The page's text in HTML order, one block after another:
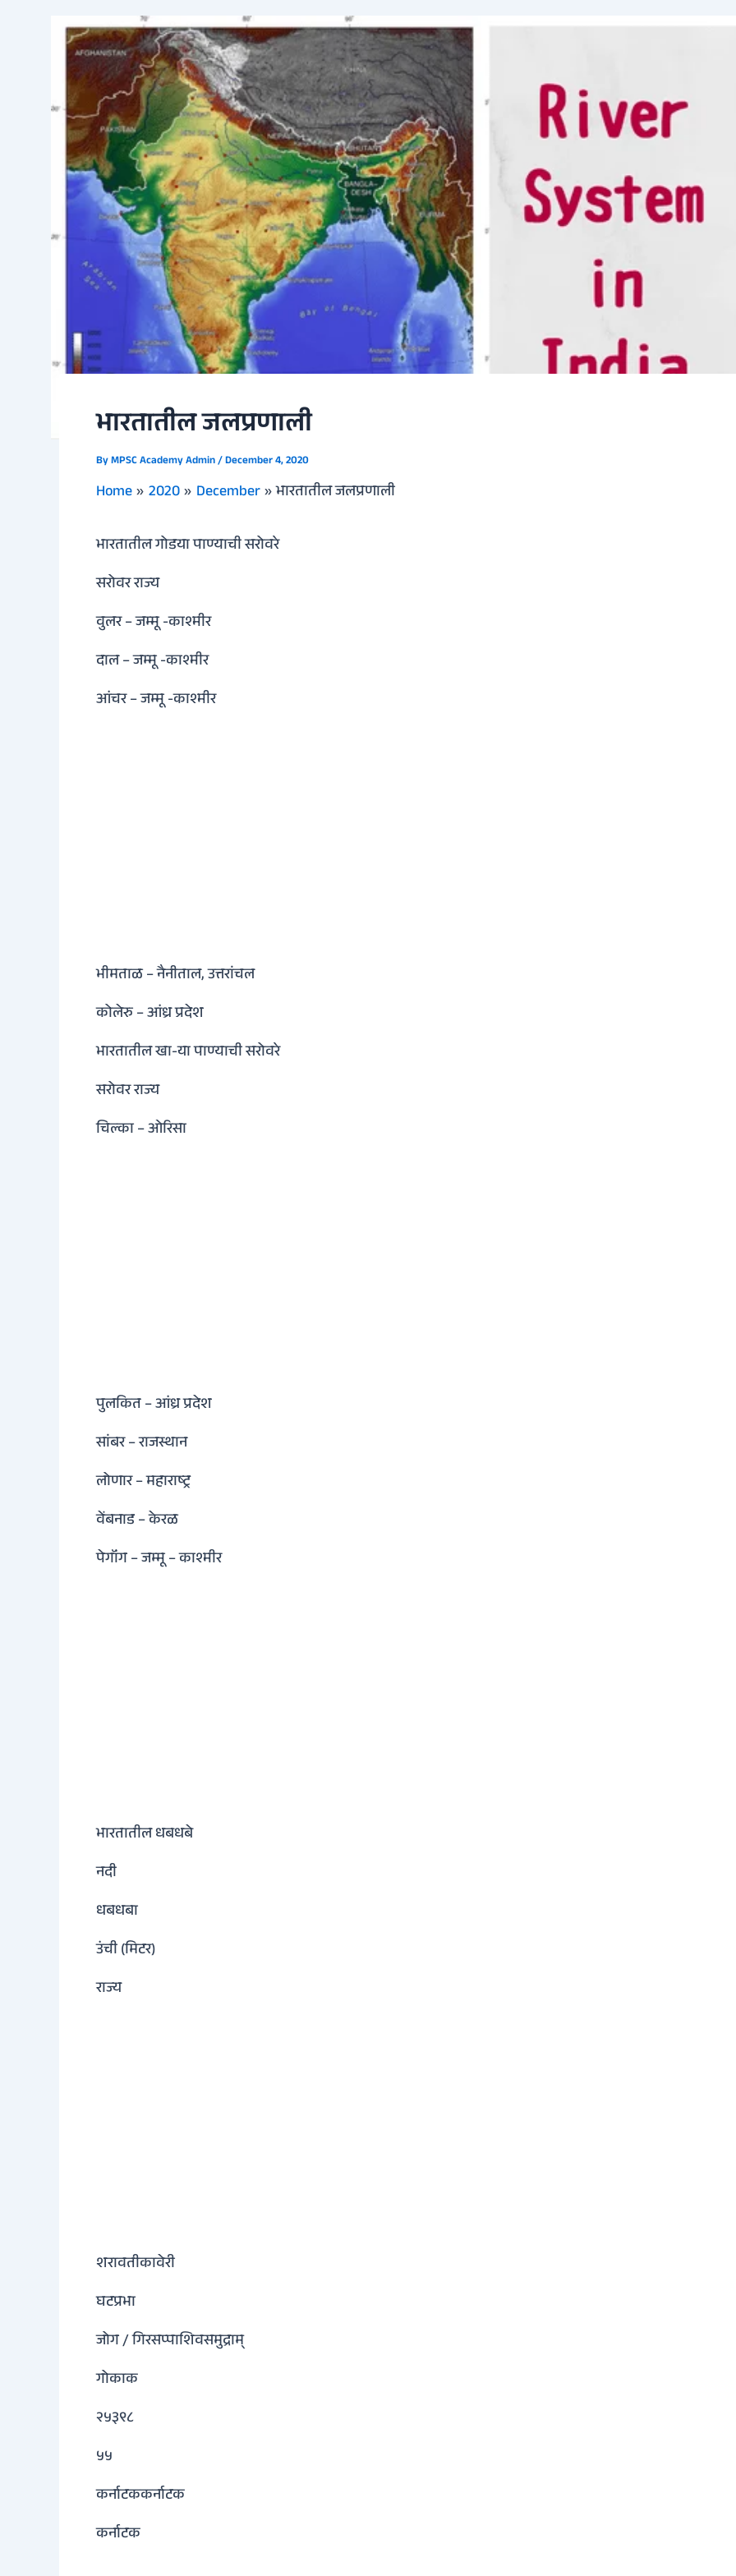
भारतातील जलप्रणाली
ByMPSC Academy Admin/December 4, 2020
Home 2020 December भारतातील जलप्रणाली
भारतातील गोडया पाण्याची सरोवरे
सरोवर राज्य
वुलर – जम्मू -काश्मीर
दाल – जम्मू -काश्मीर
आंचर – जम्मू -काश्मीर
भीमताळ – नैनीताल, उत्तरांचल
कोलेरु – आंध्र प्रदेश
भारतातील खा-या पाण्याची सरोवरे
सरोवर राज्य
चिल्का – ओरिसा
पुलकित – आंध्र प्रदेश
सांबर – राजस्थान
लोणार – महाराष्ट्र
वेंबनाड – केरळ
पेगॉंग – जम्मू – काश्मीर
भारतातील धबधबे
नदी
धबधबा
उंची (मिटर)
राज्य
शरावतीकावेरी
घटप्रभा
जोग / गिरसप्पाशिवसमुद्राम्
गोकाक
२५३९८
५५
कर्नाटककर्नाटक
कर्नाटक